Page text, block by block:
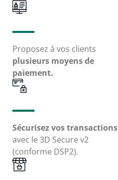
Proposez à vos clients
plusieurs moyens de
paiement.
Sécurisez vos transactions
avec le 3D Secure v2
(conforme DSP2).